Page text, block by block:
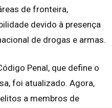
de fronteira,
devido à presença
de drogas e armas.
Penal, que define o
foi atualizado. Agora,
a membros de